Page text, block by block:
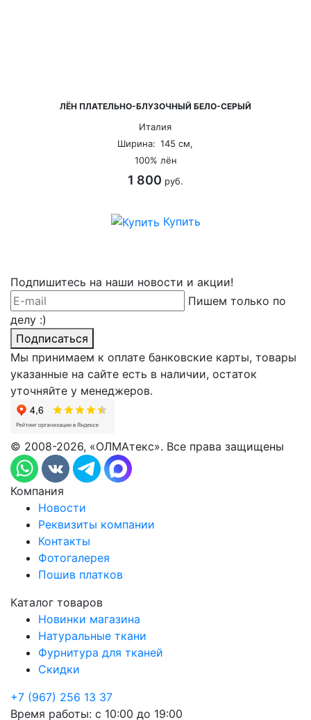
ЛЁН ПЛАТЕЛЬНО-БЛУЗОЧНЫЙ БЕЛО-СЕРЫЙ
Италия
Ширина: 145 см,
100% лён
1 800руб.
Купить
Подпишитесь на наши новости и акции!
Пишем только по
делу :)
Подписаться
Мы принимаем к оплате банковские карты, товары
указанные на сайте есть в наличии, остаток
уточняйте у менеджеров.
© 2008-2026, «ОЛМАтекс». Все права защищены
Компания
Новости
Реквизиты компании
Контакты
Фотогалерея
Пошив платков
Каталог товаров
Новинки магазина
Натуральные ткани
Фурнитура для тканей
Скидки
+7 (967) 256 13 37
Время работы: с 10:00 до 19:00